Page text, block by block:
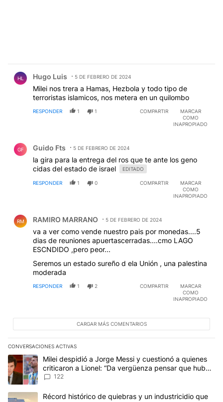
HL Hugo Luis 5 DE FEBRERO DE 2024
Milei nos trera a Hamas, Hezbola y todo tipo de
terroristas islamicos, nos metera en un quilombo
RESPONDER 1 1 COMPARTIR
MARCAR
COMO
INAPROPIADO
GF Guido Fts 5 DE FEBRERO DE 2024
la gira para la entrega del ros que te ante los geno
cidas del estado de israel
EDITADO
RESPONDER 1 0 COMPARTIR
MARCAR
COMO
INAPROPIADO
RM RAMIRO MARRANO 5 DE FEBRERO DE 2024
va a ver como vende nuestro pais por monedas....5
dias de reuniones apuertascerradas....cmo LAGO
ESCNDIDO ,pero peor...
Seremos un estado sureño d ela Unión , una palestina
moderada
RESPONDER 1 2 COMPARTIR
MARCAR
COMO
INAPROPIADO
CARGAR MÁS COMENTARIOS
CONVERSACIONES ACTIVAS
Este listado muestra los artículos con más comentarios en los
Un artículo de tendencia con el título "Milei despidió a Jorge
Milei despidió a Jorge Messi y cuestionó a quienes
criticaron a Lionel: “Da vergüenza pensar que hubo
anti-Messi”
122
Un artículo de tendencia con el título "Récord histórico de
Récord histórico de quiebras y un industricidio que